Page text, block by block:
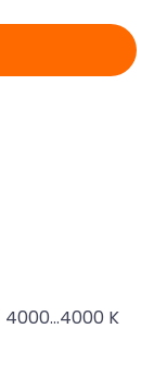
4000...4000 K